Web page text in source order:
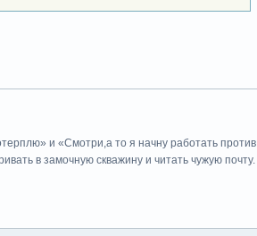
и «Cмотри,а то я начну работать против
в замочную скважину и читать чужую почту.